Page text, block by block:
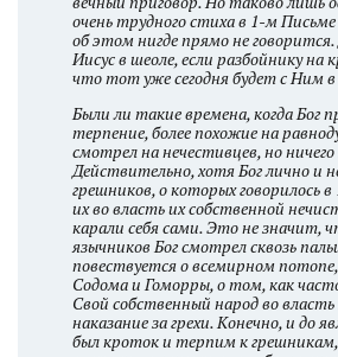
очень трудного стиха в 1-м
об этом нигде прямо не
Иисус в шеоле, если разбойнику на
что тот уже сегодня будет с Ним
Были ли такие времена, когда Бог
терпение, более похожие на
смотрел на нечестивцев, но
Действительно, хотя Бог лично и
грешников, о которых говорилось
их во власть их собственной
карали себя сами. Это не значит,
язычников Бог смотрел сквозь
повествуется о всемирном
Содома и Гоморры, о том, как
Свой собственный народ во
наказание за грехи. Конечно, и до
был кроток и терпим к